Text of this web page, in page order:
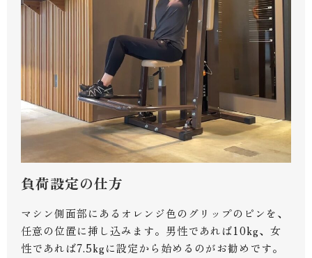
負荷設定の仕方
マシン側面部にあるオレンジ色のグリップのピンを、
任意の位置に挿し込みます。男性であれば10kg、女
性であれば7.5kgに設定から始めるのがお勧めです。